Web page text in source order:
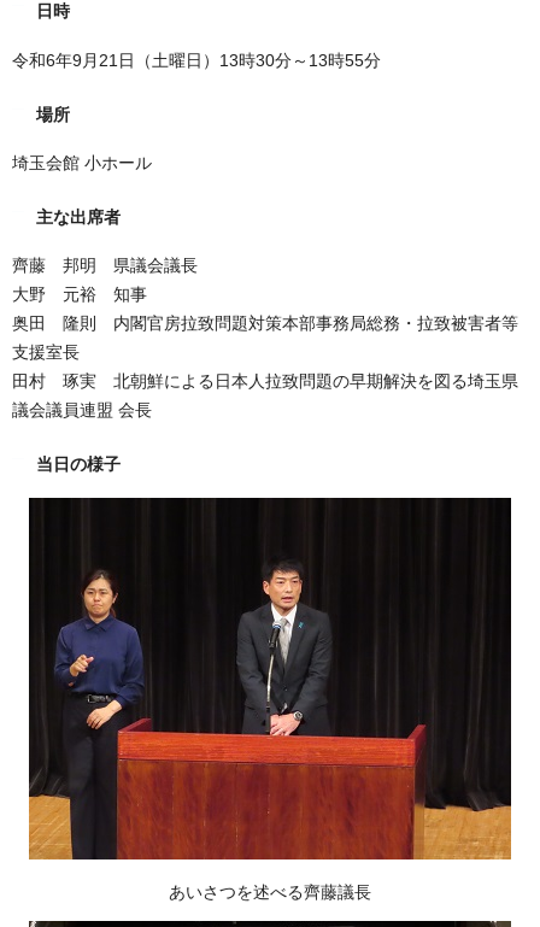
日時
令和6年9月21日（土曜日）13時30分～13時55分
場所
埼玉会館 小ホール
主な出席者
齊藤 邦明 県議会議長
大野 元裕 知事
奥田 隆則 内閣官房拉致問題対策本部事務局総務・拉致被害者等
支援室長
田村 琢実 北朝鮮による日本人拉致問題の早期解決を図る埼玉県
議会議員連盟 会長
当日の様子
あいさつを述べる齊藤議長